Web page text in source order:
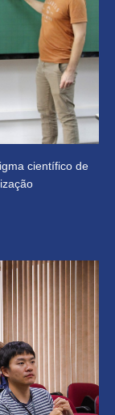
científico de